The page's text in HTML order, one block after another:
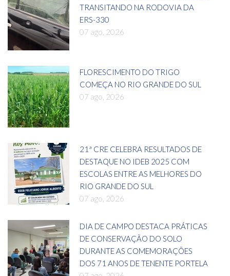
TRANSITANDO NA RODOVIA DA
ERS-330
07 ago, 2026
FLORESCIMENTO DO TRIGO
COMEÇA NO RIO GRANDE DO SUL
07 ago, 2026
21ª CRE CELEBRA RESULTADOS DE
DESTAQUE NO IDEB 2025 COM
ESCOLAS ENTRE AS MELHORES DO
RIO GRANDE DO SUL
07 ago, 2026
DIA DE CAMPO DESTACA PRÁTICAS
DE CONSERVAÇÃO DO SOLO
DURANTE AS COMEMORAÇÕES
DOS 71 ANOS DE TENENTE PORTELA